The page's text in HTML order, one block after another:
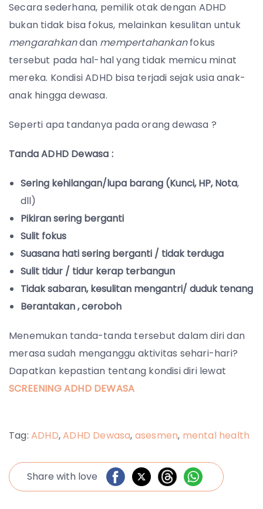
Secara sederhana, pemilik otak dengan ADHD
bukan tidak bisa fokus, melainkan kesulitan untuk
mengarahkandan mempertahankanfokus
tersebut pada hal-hal yang tidak memicu minat
mereka. Kondisi ADHD bisa terjadi sejak usia anak-
anak hingga dewasa.
Seperti apa tandanya pada orang dewasa ?
Tanda ADHD Dewasa :
Sering kehilangan/lupa barang (Kunci, HP, Nota,
dll)
Pikiran sering berganti
Sulit fokus
Suasana hati sering berganti / tidak terduga
Sulit tidur / tidur kerap terbangun
Tidak sabaran, kesulitan mengantri/ duduk tenang
Berantakan , ceroboh
Menemukan tanda-tanda tersebut dalam diri dan
merasa sudah menganggu aktivitas sehari-hari?
Dapatkan kepastian tentang kondisi diri lewat
SCREENING ADHD DEWASA
Tag: ADHD,ADHD Dewasa, asesmen, mental health
Share with love